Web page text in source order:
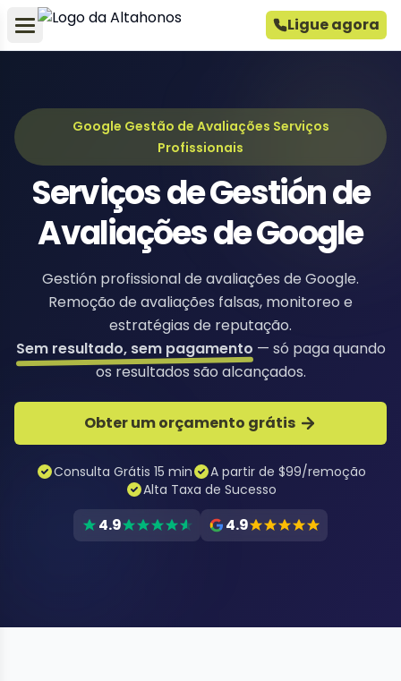
Ligue agora
Google Gestão de Avaliações Serviços
Profissionais
Serviços de Gestión de
Avaliações de Google
Gestión profissional de avaliações de Google.
Remoção de avaliações falsas, monitoreo e
estratégias de reputação.
Sem resultado, sem pagamento — só paga quando
os resultados são alcançados.
Obter um orçamento grátis
Consulta Grátis 15 min
A partir de $99/remoção
Alta Taxa de Sucesso
4.9 4.9